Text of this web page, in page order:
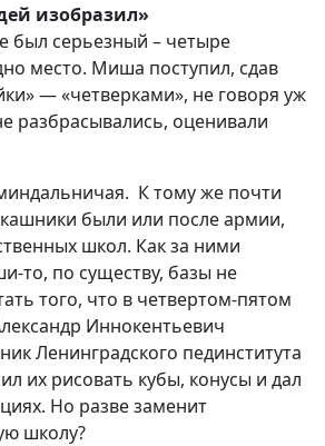
изобразил»
был серьезный – четыре
место. Миша поступил, сдав
— «четверками», не говоря уж
разбрасывались, оценивали
К тому же почти
шники были или после армии,
школ. Как за ними
то, по существу, базы не
того, что в четвертом-пятом
Иннокентьевич
Ленинградского пединститута
их рисовать кубы, конусы и дал
Но разве заменит
школу?